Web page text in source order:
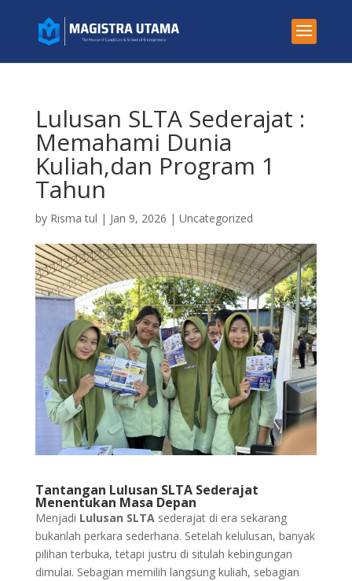
Lulusan SLTA Sederajat :
Memahami Dunia
Kuliah,dan Program 1
Tahun
by Risma tul | Jan 9, 2026 | Uncategorized
Tantangan Lulusan SLTA Sederajat
Menentukan Masa Depan
Menjadi Lulusan SLTA sederajat di era sekarang
bukanlah perkara sederhana. Setelah kelulusan, banyak
pilihan terbuka, tetapi justru di situlah kebingungan
dimulai. Sebagian memilih langsung kuliah, sebagian